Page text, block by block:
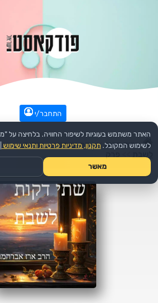
התחבר/י
עמוד הבית >> דת ורוחני >> יהדות >>
האתר משתמש בעוגיות לשיפור החוויה. בלחיצה על
לשימוש המקובל. תקנון, מדיניות פרטיות ותנאי שימוש
מאשר